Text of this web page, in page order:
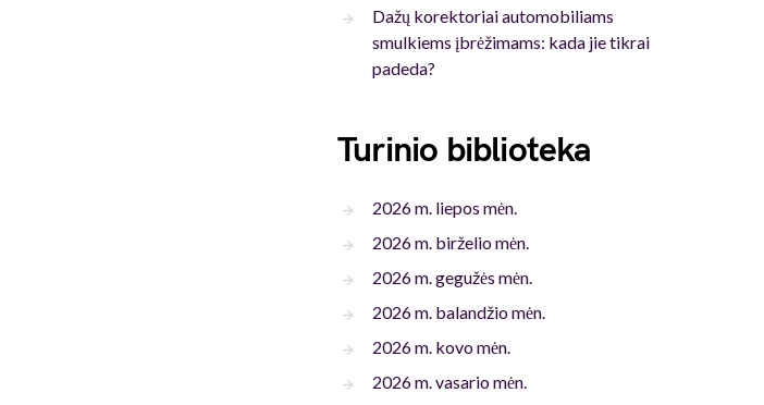
Dažų korektoriai automobiliams
smulkiems įbrėžimams: kada jie tikrai
padeda?
Turinio biblioteka
2026 m. liepos mėn.
2026 m. birželio mėn.
2026 m. gegužės mėn.
2026 m. balandžio mėn.
2026 m. kovo mėn.
2026 m. vasario mėn.